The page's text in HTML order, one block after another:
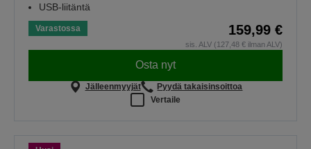
USB-liitäntä
Varastossa 159,99 €
sis. ALV (127,48 € ilman ALV)
Osta nyt
Jälleenmyyjät
Pyydä takaisinsoittoa
Vertaile